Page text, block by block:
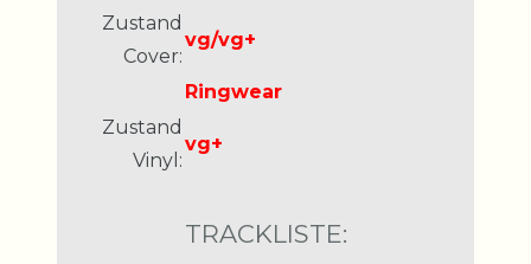
Zustand
Cover:
vg/vg+
Ringwear
Zustand
Vinyl:
vg+
TRACKLISTE: